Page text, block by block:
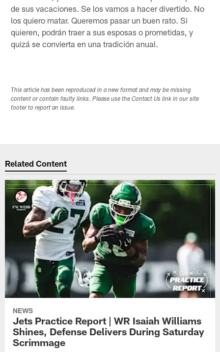
de sus vacaciones. Se los vamos a hacer divertido. No
los quiero matar. Queremos pasar un buen rato. Si
quieren, podrán traer a sus esposas o prometidas, y
quizá se convierta en una tradición anual.
This article has been reproduced in a new format and may be missing
content or contain faulty links. Please use the Contact Us link in our site
footer to report an issue.
Related Content
NEWS
Jets Practice Report | WR Isaiah Williams
Shines, Defense Delivers During Saturday
Scrimmage